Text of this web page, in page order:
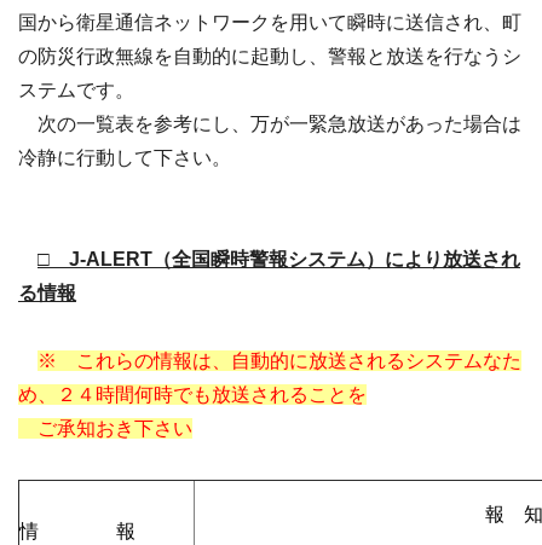
国から衛星通信ネットワークを用いて瞬時に送信され、町
の防災行政無線を自動的に起動し、警報と放送を行なうシ
ステムです。
次の一覧表を参考にし、万が一緊急放送があった場合は
冷静に行動して下さい。
□ J-ALERT（全国瞬時警報システム）により放送され
る情報
※ これらの情報は、自動的に放送されるシステムなた
め、２４時間何時でも放送されることを
ご承知おき下さい
情 報
報 知 音 ／